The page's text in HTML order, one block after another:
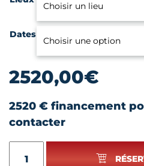
Dates
2520,00€
2520 € financement
contacter